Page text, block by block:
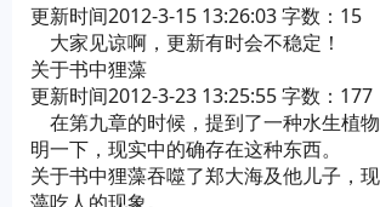
更新时间2012-3-15 13:26:03 字数：15
大家见谅啊，更新有时会不稳定！
关于书中狸藻
更新时间2012-3-23 13:25:55 字数：177
在第九章的时候，提到了一种水生植
明一下，现实中的确存在这种东西。
关于书中狸藻吞噬了郑大海及他儿子，